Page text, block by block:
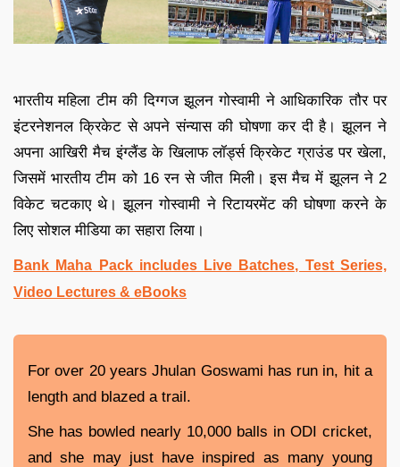
भारतीय महिला टीम की दिग्गज झूलन गोस्वामी ने आधिकारिक तौर पर
इंटरनेशनल क्रिकेट से अपने संन्यास की घोषणा कर दी है। झूलन ने
अपना आखिरी मैच इंग्लैंड के खिलाफ लॉर्ड्स क्रिकेट ग्राउंड पर खेला,
जिसमें भारतीय टीम को 16 रन से जीत मिली। इस मैच में झूलन ने 2
विकेट चटकाए थे। झूलन गोस्वामी ने रिटायरमेंट की घोषणा करने के
लिए सोशल मीडिया का सहारा लिया।
Bank Maha Pack includes Live Batches, Test Series,
Video Lectures & eBooks
For over 20 years Jhulan Goswami has run in, hit a
length and blazed a trail.
She has bowled nearly 10,000 balls in ODI cricket,
and she may just have inspired as many young